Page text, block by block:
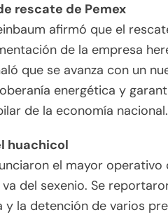
rescate de Pemex
afirmó que el
de la empresa
que se avanza con un
energética y
de la economía nacional.
huachicol
el mayor
del sexenio. Se
y la detención de varios